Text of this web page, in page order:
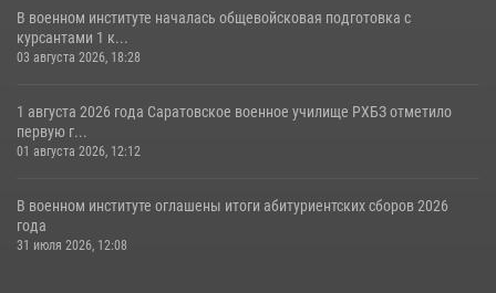
В военном институте началась общевойсковая подготовка с
курсантами 1 к...
03 августа 2026, 18:28
1 августа 2026 года Саратовское военное училище РХБЗ отметило
первую г...
01 августа 2026, 12:12
В военном институте оглашены итоги абитуриентских сборов 2026
года
31 июля 2026, 12:08